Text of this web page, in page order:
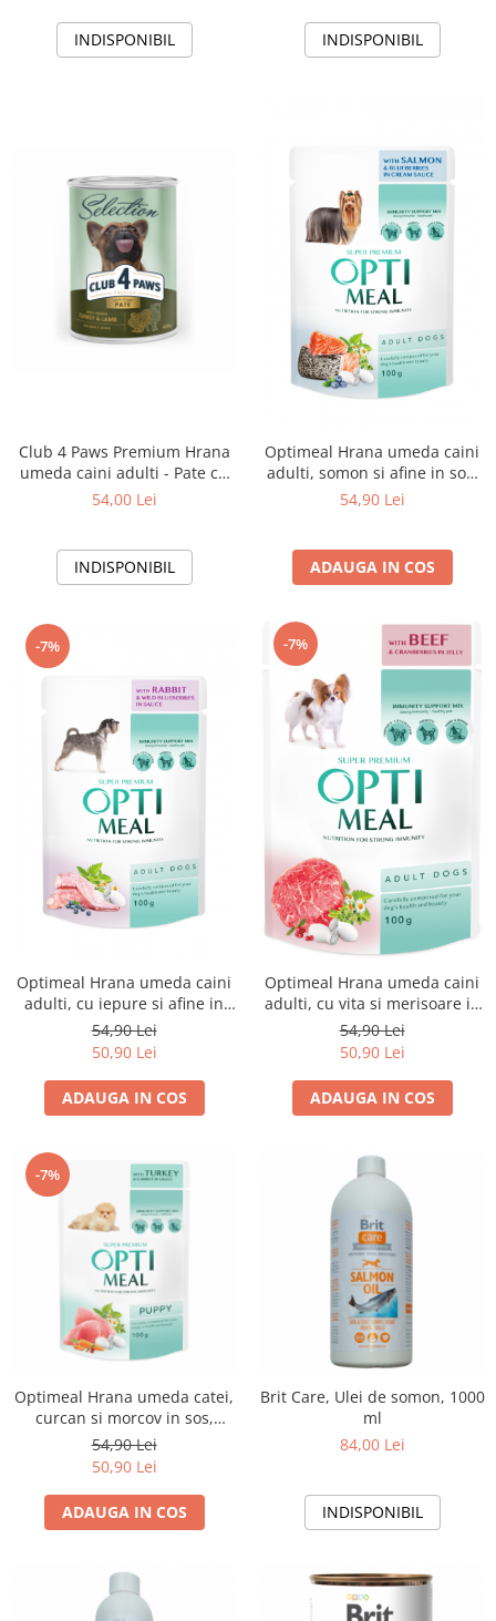
INDISPONIBIL INDISPONIBIL
Club 4 Paws Premium Hrana
umeda caini adulti - Pate cu
curcan si miel, 6x400 g
54,00 Lei
INDISPONIBIL
Optimeal Hrana umeda caini
adulti, somon si afine in sos,
12x0,1kg
54,90 Lei
ADAUGA IN COS
-7%
Optimeal Hrana umeda caini
adulti, cu iepure si afine in
sos 12x0,1 kg
54,90 Lei
50,90 Lei
ADAUGA IN COS
-7%
Optimeal Hrana umeda caini
adulti, cu vita si merisoare in
jeleu, 12x0,1 kg
54,90 Lei
50,90 Lei
ADAUGA IN COS
-7%
Optimeal Hrana umeda catei,
curcan si morcov in sos,
12x0,1kg
54,90 Lei
50,90 Lei
ADAUGA IN COS
Brit Care, Ulei de somon, 1000
ml
84,00 Lei
INDISPONIBIL